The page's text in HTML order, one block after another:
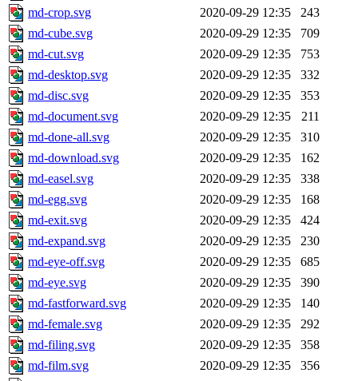
md-crop.svg
2020-09-29 12:35
243
md-cube.svg
2020-09-29 12:35
709
md-cut.svg
2020-09-29 12:35
753
md-desktop.svg
2020-09-29 12:35
332
md-disc.svg
2020-09-29 12:35
353
md-document.svg
2020-09-29 12:35
211
md-done-all.svg
2020-09-29 12:35
310
md-download.svg
2020-09-29 12:35
162
md-easel.svg
2020-09-29 12:35
338
md-egg.svg
2020-09-29 12:35
168
md-exit.svg
2020-09-29 12:35
424
md-expand.svg
2020-09-29 12:35
230
md-eye-off.svg
2020-09-29 12:35
685
md-eye.svg
2020-09-29 12:35
390
md-fastforward.svg
2020-09-29 12:35
140
md-female.svg
2020-09-29 12:35
292
md-filing.svg
2020-09-29 12:35
358
md-film.svg
2020-09-29 12:35
356